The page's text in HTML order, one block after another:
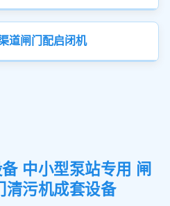
道闸门配启闭机
中小型泵站专用 闸
清污机成套设备